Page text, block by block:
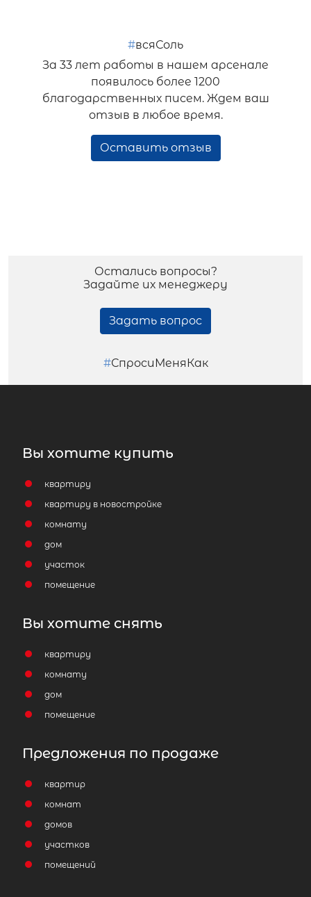
#всяСоль
За 33 лет работы в нашем арсенале
появилось более 1200
благодарственных писем. Ждем ваш
отзыв в любое время.
Оставить отзыв
Остались вопросы?
Задайте их менеджеру
Задать вопрос
#СпросиМеняКак
Вы хотите купить
квартиру
квартиру в новостройке
комнату
дом
участок
помещение
Вы хотите снять
квартиру
комнату
дом
помещение
Предложения по продаже
квартир
комнат
домов
участков
помещений